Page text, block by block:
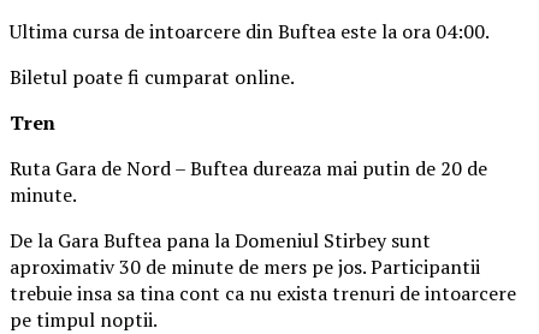
Ultima cursa de intoarcere din Buftea este la ora 04:00.
Biletul poate fi cumparat online.
Tren
Ruta Gara de Nord – Buftea dureaza mai putin de 20 de
minute.
De la Gara Buftea pana la Domeniul Stirbey sunt
aproximativ 30 de minute de mers pe jos. Participantii
trebuie insa sa tina cont ca nu exista trenuri de intoarcere
pe timpul noptii.